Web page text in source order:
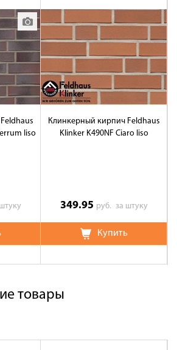
liso
Клинкерный кирпич Feldhaus
Klinker K490NF Ciaro liso
349.95 руб. за штуку
Купить
товары